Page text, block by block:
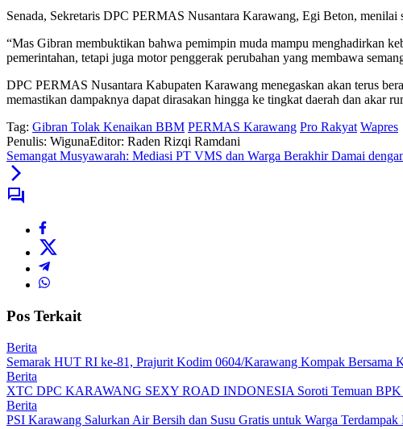
Senada, Sekretaris DPC PERMAS Nusantara Karawang, Egi Beton,
“Mas Gibran membuktikan bahwa pemimpin muda mampu menghadirkan
pemerintahan, tetapi juga motor penggerak perubahan yang membawa
DPC PERMAS Nusantara Kabupaten Karawang menegaskan akan terus
memastikan dampaknya dapat dirasakan hingga ke tingkat daerah dan akar
Tag: Gibran Tolak Kenaikan BBM PERMAS Karawang Pro Rakyat Wapres
Penulis: WigunaEditor: Raden Rizqi Ramdani
Semangat Musyawarah: Mediasi PT VMS dan Warga Berakhir Damai
Pos Terkait
Berita
Semarak HUT RI ke-81, Prajurit Kodim 0604/Karawang Kompak Bersama
Berita
XTC DPC KARAWANG SEXY ROAD INDONESIA Soroti Temuan BPK
Berita
PSI Karawang Salurkan Air Bersih dan Susu Gratis untuk Warga